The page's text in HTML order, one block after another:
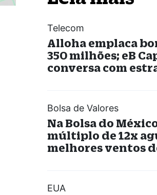
Telecom
Alloha emplaca
350 milhões; eB
conversa com
Bolsa de Valores
Na Bolsa do
múltiplo de 12x
melhores ventos
EUA